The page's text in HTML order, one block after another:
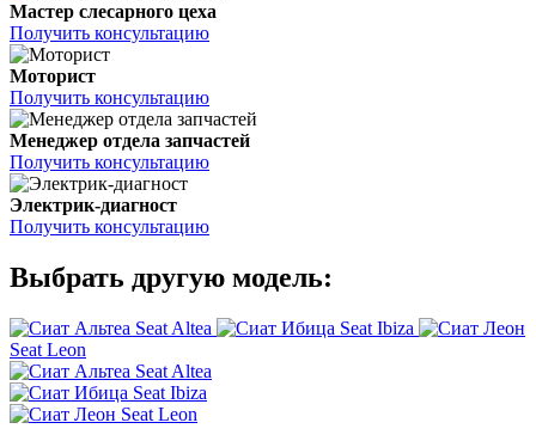
Мастер слесарного цеха
Получить консультацию
Моторист
Получить консультацию
Менеджер отдела запчастей
Получить консультацию
Электрик-диагност
Получить консультацию
Выбрать другую модель:
Seat Altea
Seat Ibiza
Seat Leon
Seat Altea
Seat Ibiza
Seat Leon